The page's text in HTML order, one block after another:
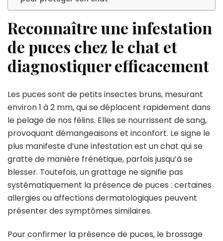
Reconnaître une infestation
de puces chez le chat et
diagnostiquer efficacement
Les puces sont de petits insectes bruns, mesurant
environ 1 à 2 mm, qui se déplacent rapidement dans
le pelage de nos félins. Elles se nourrissent de sang,
provoquant démangeaisons et inconfort. Le signe le
plus manifeste d’une infestation est un chat qui se
gratte de manière frénétique, parfois jusqu’à se
blesser. Toutefois, un grattage ne signifie pas
systématiquement la présence de puces : certaines
allergies ou affections dermatologiques peuvent
présenter des symptômes similaires.
Pour confirmer la présence de puces, le brossage